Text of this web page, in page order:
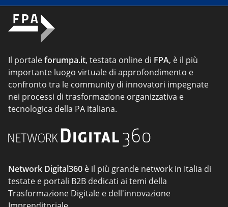
Il portaleforumpa.it, testata online di FPA, è il più
importante luogo virtuale di approfondimento e
confronto tra le community di innovatori impegnate
nei processi di trasformazione organizzativa e
tecnologica della PA italiana.
Network Digital360 è il più grande network in Italia di
testate e portali B2B dedicati ai temi della
Trasformazione Digitale e dell'innovazione